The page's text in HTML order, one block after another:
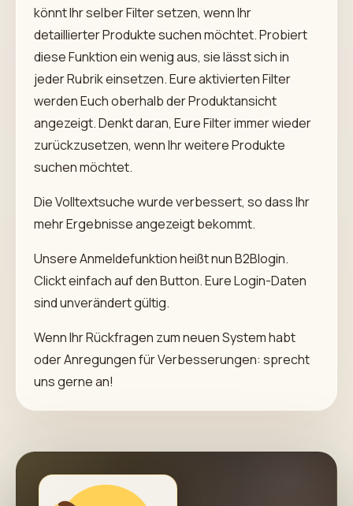
könnt Ihr selber Filter setzen, wenn Ihr
detaillierter Produkte suchen möchtet. Probiert
diese Funktion ein wenig aus, sie lässt sich in
jeder Rubrik einsetzen. Eure aktivierten Filter
werden Euch oberhalb der Produktansicht
angezeigt. Denkt daran, Eure Filter immer wieder
zurückzusetzen, wenn Ihr weitere Produkte
suchen möchtet.
Die Volltextsuche wurde verbessert, so dass Ihr
mehr Ergebnisse angezeigt bekommt.
Unsere Anmeldefunktion heißt nun B2Blogin.
Clickt einfach auf den Button. Eure Login-Daten
sind unverändert gültig.
Wenn Ihr Rückfragen zum neuen System habt
oder Anregungen für Verbesserungen: sprecht
uns gerne an!